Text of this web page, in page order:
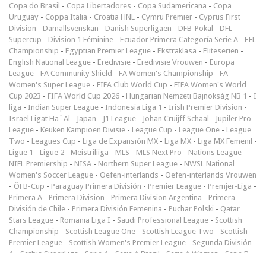
Copa do Brasil - Copa Libertadores - Copa Sudamericana - Copa
Uruguay - Coppa Italia - Croatia HNL - Cymru Premier - Cyprus First
Division - Damallsvenskan - Danish Superligaen - DFB-Pokal - DFL-
Supercup - Division 1 Féminine - Ecuador Primera Categoría Serie A - EFL
Championship - Egyptian Premier League - Ekstraklasa - Eliteserien -
English National League - Eredivisie - Eredivisie Vrouwen - Europa
League - FA Community Shield - FA Women's Championship - FA
Women's Super League - FIFA Club World Cup - FIFA Women's World
Cup 2023 - FIFA World Cup 2026 - Hungarian Nemzeti Bajnokság NB 1 - I
liga - Indian Super League - Indonesia Liga 1 - Irish Premier Division -
Israel Ligat Ha`Al - Japan - J1 League - Johan Cruijff Schaal - Jupiler Pro
League - Keuken Kampioen Divisie - League Cup - League One - League
Two - Leagues Cup - Liga de Expansión MX - Liga MX - Liga MX Femenil -
Ligue 1 - Ligue 2 - Meistriliiga - MLS - MLS Next Pro - Nations League -
NIFL Premiership - NISA - Northern Super League - NWSL National
Women's Soccer League - Oefen-interlands - Oefen-interlands Vrouwen
- ÖFB-Cup - Paraguay Primera División - Premier League - Premjer-Liga -
Primera A - Primera Division - Primera Division Argentina - Primera
División de Chile - Primera División Femenina - Puchar Polski - Qatar
Stars League - Romania Liga I - Saudi Professional League - Scottish
Championship - Scottish League One - Scottish League Two - Scottish
Premier League - Scottish Women's Premier League - Segunda División